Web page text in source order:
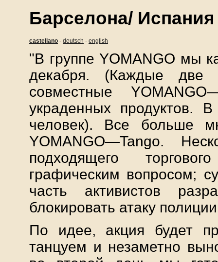
Барселона/ Испания
castellano - deutsch - english
"В группе YOMANGO мы
декабря. (Каждые две
совместные
украденных
человек). Все больше
YOMANGO—Tango.
подходящего
графическим вопросом;
часть активистов
блокировать атаку
По идее, акция будет
танцуем и незаметно